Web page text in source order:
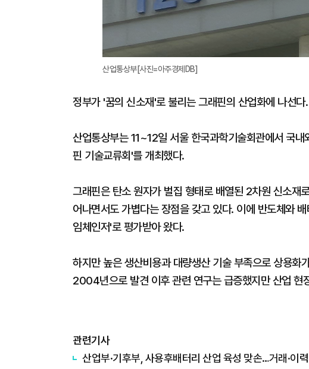
산업통상부[사진=아주경제DB]
정부가 '꿈의 신소재'로 불리는 그래핀의 산업화에 나선다.
산업통상부는 11~12일 서울 한국과학기술회관에서 국내
핀 기술교류회'를 개최했다.
그래핀은 탄소 원자가 벌집 형태로 배열된 2차원 신소재
어나면서도 가볍다는 장점을 갖고 있다. 이에 반도체와
임체인저'로 평가받아 왔다.
하지만 높은 생산비용과 대량생산 기술 부족으로 상용화
2004년으로 발견 이후 관련 연구는 급증했지만 산업 현
관련기사
산업부·기후부, 사용후배터리 산업 육성 맞손…거래·이